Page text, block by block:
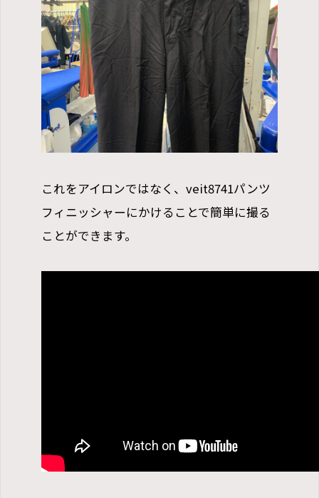
これをアイロンではなく、veit8741パンツ
フィニッシャーにかけることで簡単に撮る
ことができます。